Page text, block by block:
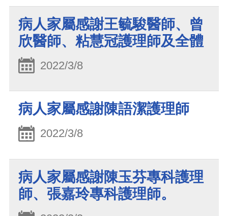
病人家屬感謝王毓駿醫師、曾
欣醫師、粘慧冠護理師及全體
2022/3/8
病人家屬感謝陳語潔護理師
2022/3/8
病人家屬感謝陳玉芬專科護理
師、張嘉玲專科護理師。